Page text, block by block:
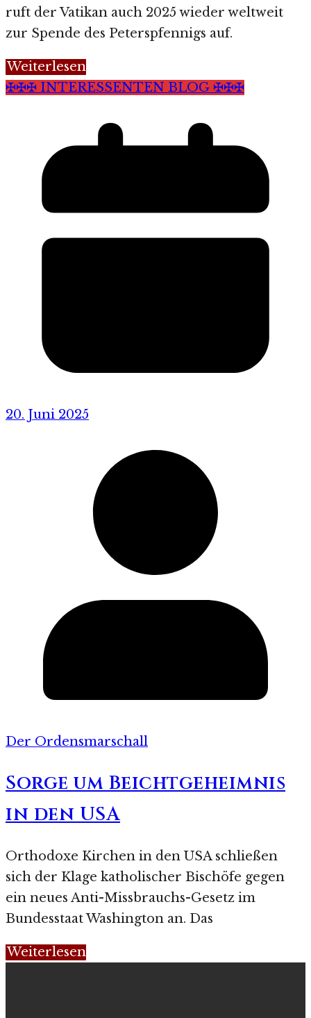
ruft der Vatikan auch 2025 wieder weltweit
zur Spende des Peterspfennigs auf.
Weiterlesen
✠✠✠ INTERESSENTEN BLOG ✠✠✠
20. Juni 2025
Der Ordensmarschall
Sorge um Beichtgeheimnis
in den USA
Orthodoxe Kirchen in den USA schließen
sich der Klage katholischer Bischöfe gegen
ein neues Anti-Missbrauchs-Gesetz im
Bundesstaat Washington an. Das
Weiterlesen